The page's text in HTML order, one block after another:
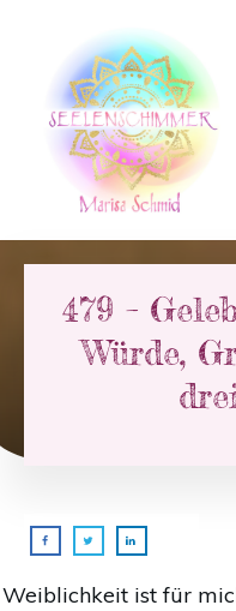
479 –
Würde,
Weiblichkeit ist für